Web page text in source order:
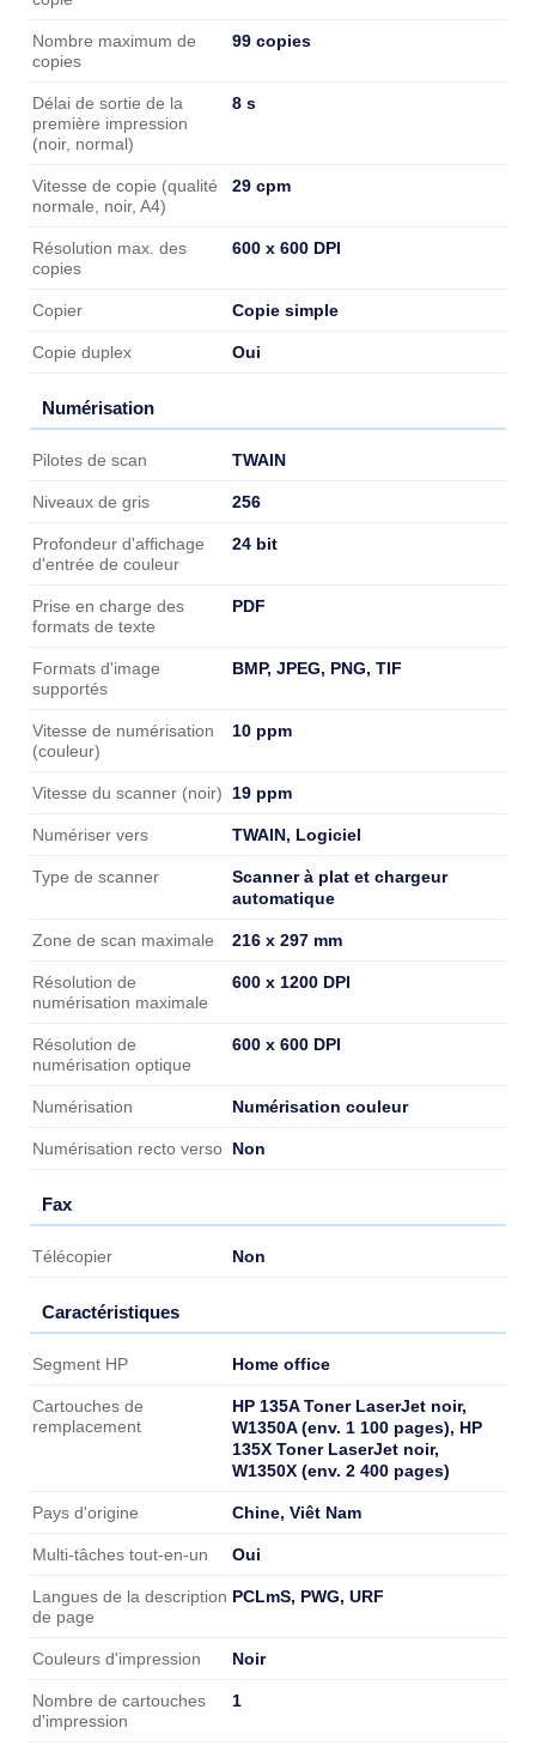
Nombre maximum de
copies
99 copies
Délai de sortie de la
première impression
(noir, normal)
8 s
Vitesse de copie (qualité
normale, noir, A4)
29 cpm
Résolution max. des
copies
600 x 600 DPI
Copier Copie simple
Copie duplex Oui
Numérisation
Numérisation
Pilotes de scan TWAIN
Niveaux de gris 256
Profondeur d'affichage
d'entrée de couleur
24 bit
Prise en charge des
formats de texte
PDF
Formats d'image
supportés
BMP, JPEG, PNG, TIF
Vitesse de numérisation
(couleur)
10 ppm
Vitesse du scanner (noir) 19 ppm
Numériser vers TWAIN, Logiciel
Type de scanner
Scanner à plat et chargeur
automatique
Zone de scan maximale 216 x 297 mm
Résolution de
numérisation maximale
600 x 1200 DPI
Résolution de
numérisation optique
600 x 600 DPI
Numérisation Numérisation couleur
Numérisation recto verso Non
Fax
Fax
Télécopier Non
Caractéristiques
Caractéristiques
Segment HP Home office
Cartouches de
remplacement
HP 135A Toner LaserJet noir,
W1350A (env. 1 100 pages), HP
135X Toner LaserJet noir,
W1350X (env. 2 400 pages)
Pays d'origine Chine, Viêt Nam
Multi-tâches tout-en-un Oui
Langues de la description
de page
PCLmS, PWG, URF
Couleurs d'impression Noir
Nombre de cartouches
d'impression
1